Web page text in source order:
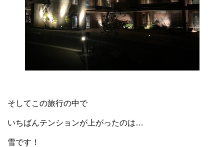
そしてこの旅行の中で
いちばんテンションが上がったのは…
雪です！